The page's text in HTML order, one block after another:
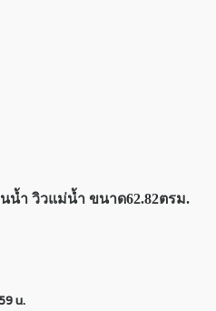
ำ วิวแม่น้ำ ขนาด62.82ตรม.
น.